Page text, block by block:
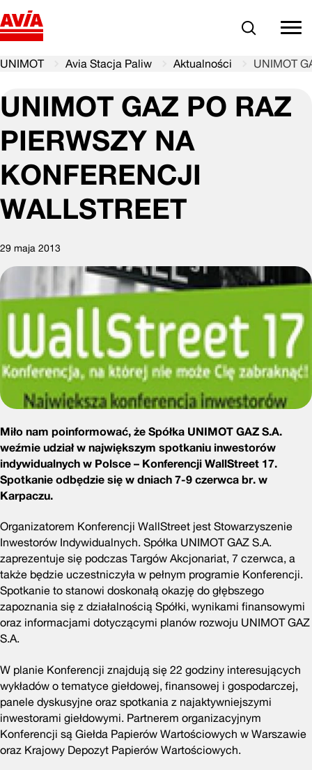
Szukaj
UNIMOT Avia Stacja Paliw Aktualności UNIMOT
UNIMOT GAZ PO RAZ
PIERWSZY NA
KONFERENCJI
WALLSTREET
29 maja 2013
Miło nam poinformować, że Spółka UNIMOT GAZ S.A.
weźmie udział w największym spotkaniu inwestorów
indywidualnych w Polsce – Konferencji WallStreet 17.
Spotkanie odbędzie się w dniach 7-9 czerwca br. w
Karpaczu.
Organizatorem Konferencji WallStreet jest Stowarzyszenie
Inwestorów Indywidualnych. Spółka UNIMOT GAZ S.A.
zaprezentuje się podczas Targów Akcjonariat, 7 czerwca, a
także będzie uczestniczyła w pełnym programie Konferencji.
Spotkanie to stanowi doskonałą okazję do głębszego
zapoznania się z działalnością Spółki, wynikami finansowymi
oraz informacjami dotyczącymi planów rozwoju UNIMOT GAZ
S.A.
W planie Konferencji znajdują się 22 godziny interesujących
wykładów o tematyce giełdowej, finansowej i gospodarczej,
panele dyskusyjne oraz spotkania z najaktywniejszymi
inwestorami giełdowymi. Partnerem organizacyjnym
Konferencji są Giełda Papierów Wartościowych w Warszawie
oraz Krajowy Depozyt Papierów Wartościowych.